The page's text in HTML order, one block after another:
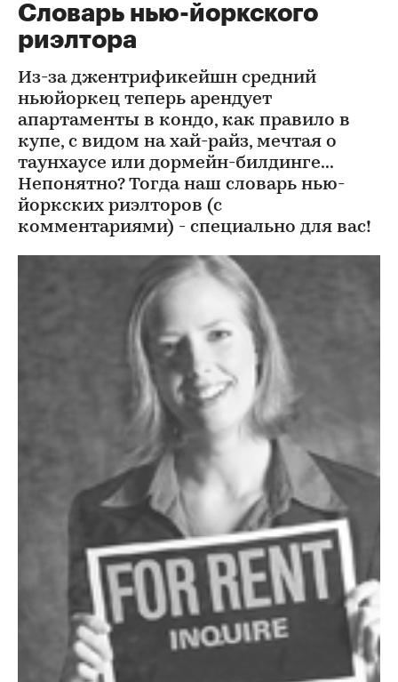
Словарь нью-йоркского
риэлтора
Из-за джентрификейшн средний
ньюйоркец теперь арендует
апартаменты в кондо, как правило в
купе, с видом на хай-райз, мечтая о
таунхаусе или дормейн-билдинге...
Непонятно? Тогда наш словарь нью-
йоркских риэлторов (с
комментариями) - специально для вас!